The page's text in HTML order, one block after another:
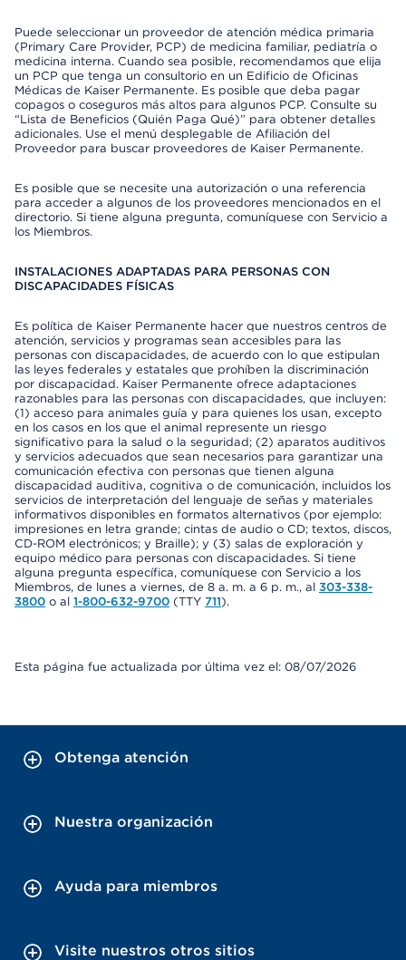
Puede seleccionar un proveedor de atención médica primaria
(Primary Care Provider, PCP) de medicina familiar, pediatría o
medicina interna. Cuando sea posible, recomendamos que elija
un PCP que tenga un consultorio en un Edificio de Oficinas
Médicas de Kaiser Permanente. Es posible que deba pagar
copagos o coseguros más altos para algunos PCP. Consulte su
“Lista de Beneficios (Quién Paga Qué)” para obtener detalles
adicionales. Use el menú desplegable de Afiliación del
Proveedor para buscar proveedores de Kaiser Permanente.
Es posible que se necesite una autorización o una referencia
para acceder a algunos de los proveedores mencionados en el
directorio. Si tiene alguna pregunta, comuníquese con Servicio a
los Miembros.
INSTALACIONES ADAPTADAS PARA PERSONAS CON
DISCAPACIDADES FÍSICAS
Es política de Kaiser Permanente hacer que nuestros centros de
atención, servicios y programas sean accesibles para las
personas con discapacidades, de acuerdo con lo que estipulan
las leyes federales y estatales que prohíben la discriminación
por discapacidad. Kaiser Permanente ofrece adaptaciones
razonables para las personas con discapacidades, que incluyen:
(1) acceso para animales guía y para quienes los usan, excepto
en los casos en los que el animal represente un riesgo
significativo para la salud o la seguridad; (2) aparatos auditivos
y servicios adecuados que sean necesarios para garantizar una
comunicación efectiva con personas que tienen alguna
discapacidad auditiva, cognitiva o de comunicación, incluidos los
servicios de interpretación del lenguaje de señas y materiales
informativos disponibles en formatos alternativos (por ejemplo:
impresiones en letra grande; cintas de audio o CD; textos, discos,
CD-ROM electrónicos; y Braille); y (3) salas de exploración y
equipo médico para personas con discapacidades. Si tiene
alguna pregunta específica, comuníquese con Servicio a los
Miembros, de lunes a viernes, de 8 a. m. a 6 p. m., al 303-338-
3800 o al 1-800-632-9700 (TTY 711).
Esta página fue actualizada por última vez el: 08/07/2026
Obtenga atención
Nuestra organización
Ayuda para miembros
Visite nuestros otros sitios